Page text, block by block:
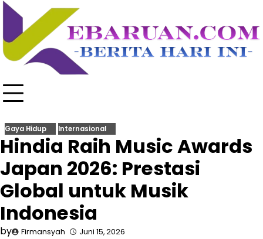
Skip
content
Gaya Hidup Internasional
Hindia Raih Music Awards
Japan 2026: Prestasi
Global untuk Musik
Indonesia
by Firmansyah Juni 15, 2026